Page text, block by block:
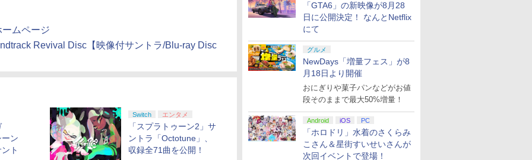
「GTA6」の新映像が8月28
日に公開決定！ なんとNetflix
にて
グルメ
NewDays「増量フェス」が8
月18日より開催
おにぎりや菓子パンなどがお値
段そのままで最大50%増量！
Android iOS PC
「ホロドリ」水着のさくらみ
こさん＆星街すいせいさんが
次回イベントで登場！
ムページ
Revival Disc【映像付サントラ/Blu-ray Disc
ン
ト
Switch エンタメ
「スプラトゥーン2」サ
ントラ「Octotune」、
収録全71曲を公開！